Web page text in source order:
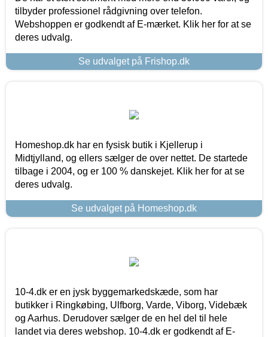
tilbyder professionel rådgivning over telefon.
Webshoppen er godkendt af E-mærket. Klik her for at se
deres udvalg.
Se udvalget på Frishop.dk
Homeshop.dk har en fysisk butik i Kjellerup i
Midtjylland, og ellers sælger de over nettet. De startede
tilbage i 2004, og er 100 % danskejet. Klik her for at se
deres udvalg.
Se udvalget på Homeshop.dk
10-4.dk er en jysk byggemarkedskæde, som har
butikker i Ringkøbing, Ulfborg, Varde, Viborg, Videbæk
og Aarhus. Derudover sælger de en hel del til hele
landet via deres webshop. 10-4.dk er godkendt af E-